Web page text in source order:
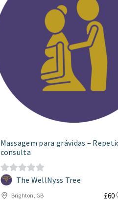
Massagem para grávidas –
consulta
0
d
The WellNyss Tree
Brighton, GB £60